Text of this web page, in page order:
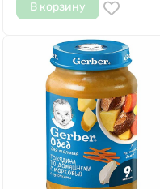
В корзину